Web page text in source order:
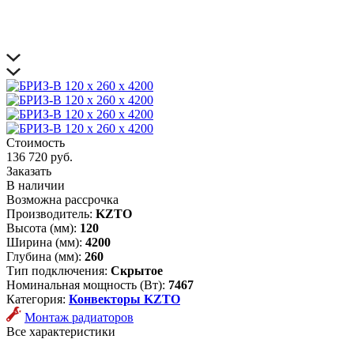
Стоимость
136 720 руб.
Заказать
В наличии
Возможна рассрочка
Производитель: KZTO
Высота (мм): 120
Ширина (мм): 4200
Глубина (мм): 260
Тип подключения: Скрытое
Номинальная мощность (Вт): 7467
Категория: Конвекторы KZTO
Монтаж радиаторов
Все характеристики